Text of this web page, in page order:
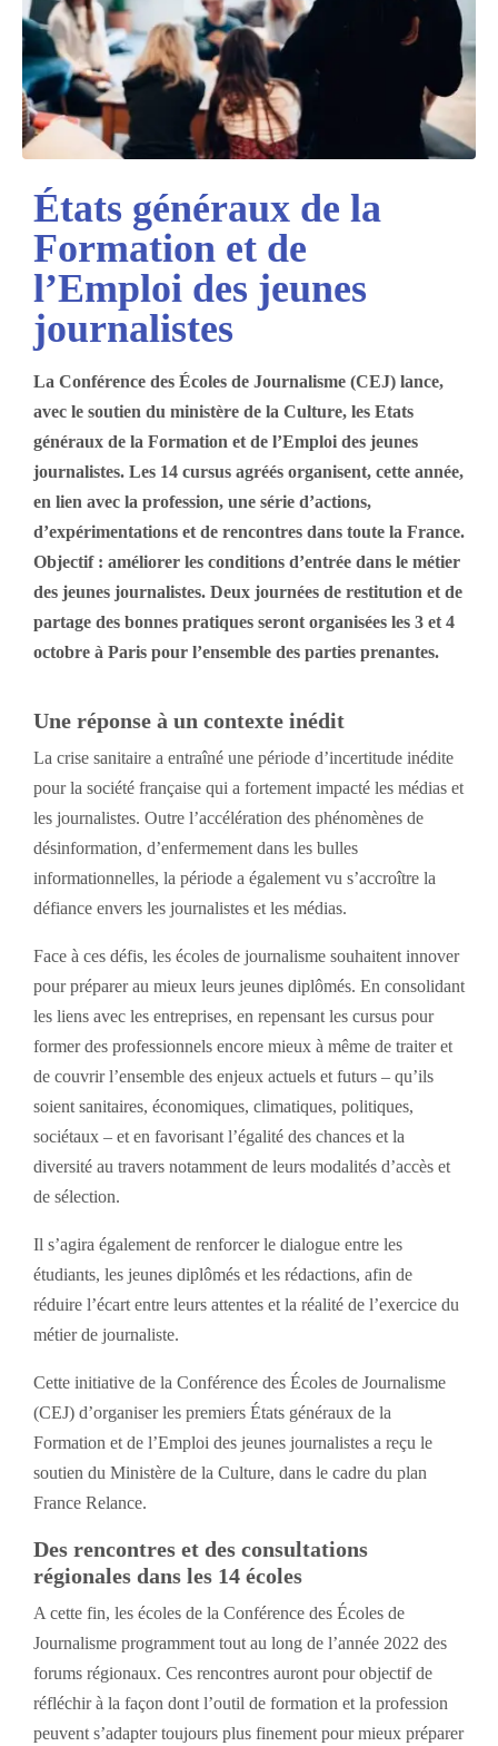
États généraux de la
Formation et de
l’Emploi des jeunes
journalistes
La Conférence des Écoles de Journalisme (CEJ) lance,
avec le soutien du ministère de la Culture, les Etats
généraux de la Formation et de l’Emploi des jeunes
journalistes. Les 14 cursus agréés organisent, cette année,
en lien avec la profession, une série d’actions,
d’expérimentations et de rencontres dans toute la France.
Objectif : améliorer les conditions d’entrée dans le métier
des jeunes journalistes. Deux journées de restitution et de
partage des bonnes pratiques seront organisées les 3 et 4
octobre à Paris pour l’ensemble des parties prenantes.
Une réponse à un contexte inédit
La crise sanitaire a entraîné une période d’incertitude inédite
pour la société française qui a fortement impacté les médias et
les journalistes. Outre l’accélération des phénomènes de
désinformation, d’enfermement dans les bulles
informationnelles, la période a également vu s’accroître la
défiance envers les journalistes et les médias.
Face à ces défis, les écoles de journalisme souhaitent innover
pour préparer au mieux leurs jeunes diplômés. En consolidant
les liens avec les entreprises, en repensant les cursus pour
former des professionnels encore mieux à même de traiter et
de couvrir l’ensemble des enjeux actuels et futurs – qu’ils
soient sanitaires, économiques, climatiques, politiques,
sociétaux – et en favorisant l’égalité des chances et la
diversité au travers notamment de leurs modalités d’accès et
de sélection.
Il s’agira également de renforcer le dialogue entre les
étudiants, les jeunes diplômés et les rédactions, afin de
réduire l’écart entre leurs attentes et la réalité de l’exercice du
métier de journaliste.
Cette initiative de la Conférence des Écoles de Journalisme
(CEJ) d’organiser les premiers États généraux de la
Formation et de l’Emploi des jeunes journalistes a reçu le
soutien du Ministère de la Culture, dans le cadre du plan
France Relance.
Des rencontres et des consultations
régionales dans les 14 écoles
A cette fin, les écoles de la Conférence des Écoles de
Journalisme programment tout au long de l’année 2022 des
forums régionaux. Ces rencontres auront pour objectif de
réfléchir à la façon dont l’outil de formation et la profession
peuvent s’adapter toujours plus finement pour mieux préparer